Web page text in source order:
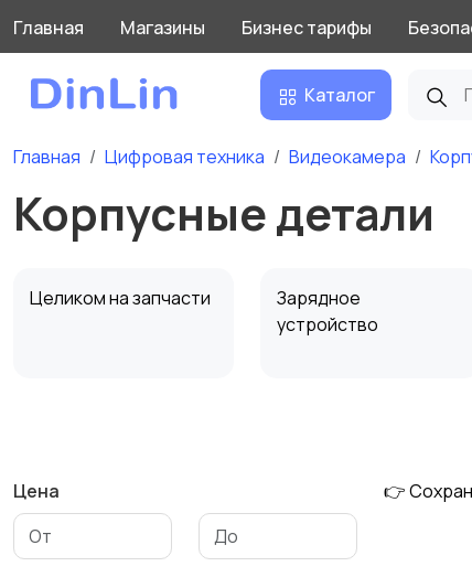
Главная Магазины Бизнес тарифы
Каталог
Главная Цифровая техника Видеокамера
Корпусные детали
Целиком на запчасти
Зарядное
устройство
Фотовспышки и
Цена 👉